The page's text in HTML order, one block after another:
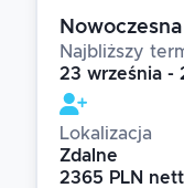
Najbliższy
23 września -
Lokalizacja
Zdalne
2365 PLN